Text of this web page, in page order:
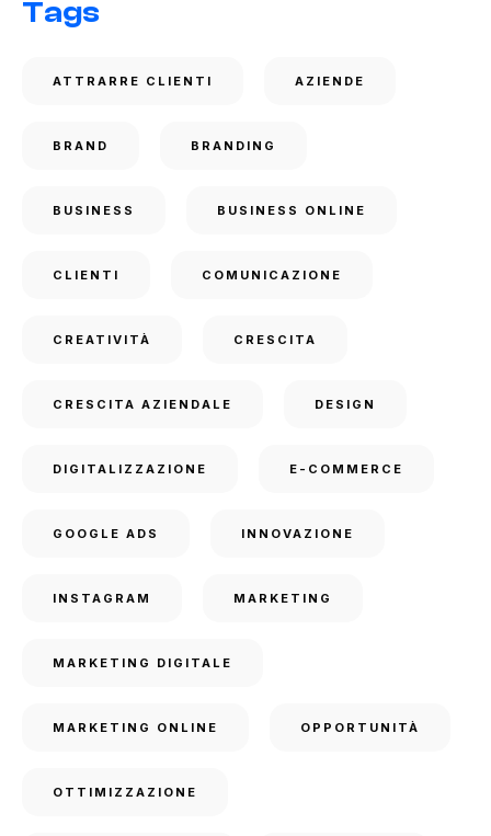
Tags
ATTRARRE CLIENTI AZIENDE
BRAND BRANDING
BUSINESS BUSINESS ONLINE
CLIENTI COMUNICAZIONE
CREATIVITÀ CRESCITA
CRESCITA AZIENDALE DESIGN
DIGITALIZZAZIONE E-COMMERCE
GOOGLE ADS INNOVAZIONE
INSTAGRAM MARKETING
MARKETING DIGITALE
MARKETING ONLINE OPPORTUNITÀ
OTTIMIZZAZIONE